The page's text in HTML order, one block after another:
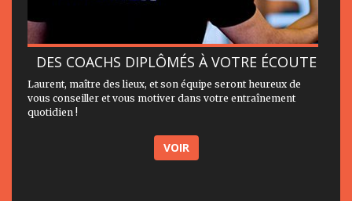
DES COACHS DIPLÔMÉS À VOTRE ÉCOUTE
Laurent, maître des lieux, et son équipe seront heureux de
vous conseiller et vous motiver dans votre entraînement
quotidien !
VOIR